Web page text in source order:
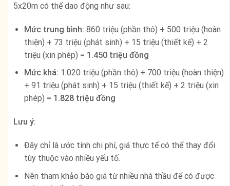
5x20m có thể dao động như sau:
Mức trung bình: 860 triệu (phần thô) + 500 triệu (hoàn
thiện) + 73 triệu (phát sinh) + 15 triệu (thiết kế) + 2
triệu (xin phép) = 1.450 triệu đồng
Mức khá: 1.020 triệu (phần thô) + 700 triệu (hoàn thiện)
+ 91 triệu (phát sinh) + 15 triệu (thiết kế) + 2 triệu (xin
phép) = 1.828 triệu đồng
Lưu ý:
Đây chỉ là ước tính chi phí, giá thực tế có thể thay đổi
tùy thuộc vào nhiều yếu tố.
Nên tham khảo báo giá từ nhiều nhà thầu để có được